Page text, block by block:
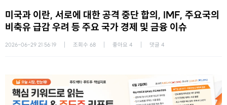
미국과 이란, 서로에 대한 공격 중단 합의, IMF, 주요국의
비축유 급감 우려 등 주요 국가 경제 및 금융 이슈
2026-06-29 21:56:19 조회수 68 좋아요 4 댓글 4